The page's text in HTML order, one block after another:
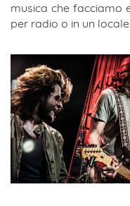
musica che facciamo
per radio o in un locale.